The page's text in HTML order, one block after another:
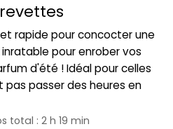
rapide pour concocter une
pour enrober vos
d'été ! Idéal pour celles
passer des heures en
total : 2 h 19 min